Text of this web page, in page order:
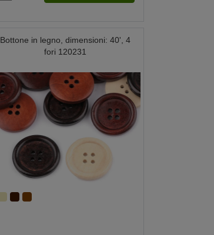
Bottone in legno, dimensioni: 40', 4
fori 120231